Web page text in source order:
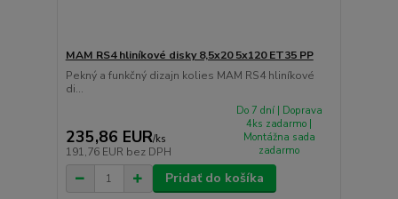
MAM RS4 hliníkové disky 8,5x20 5x120 ET35 PP
Pekný a funkčný dizajn kolies MAM RS4 hliníkové
di...
235,86 EUR/ks
191,76 EUR bez DPH
Do 7 dní | Doprava
4ks zadarmo |
Montážna sada
zadarmo
Pridať do košíka